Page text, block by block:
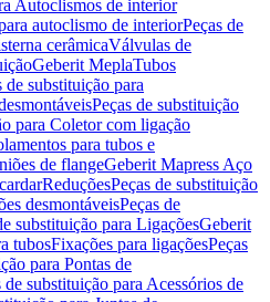
Autoclismos de interior
autoclismo de interiorPeças de
cerâmicaVálvulas de
Geberit MeplaTubos
de substituição para
Peças de substituição
para Coletor com ligação
para tubos e
de flangeGeberit Mapress Aço
ReduçõesPeças de substituição
desmontáveisPeças de
substituição para LigaçõesGeberit
tubosFixações para ligaçõesPeças
para Pontas de
de substituição para Acessórios de